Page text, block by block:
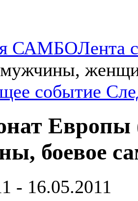
САМБОЛента
событие
боевое
- 16.05.2011